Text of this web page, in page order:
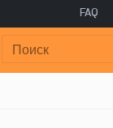
FAQ
Поиск: